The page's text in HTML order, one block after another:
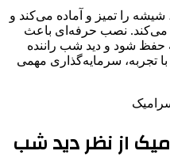
شیشه را تمیز و آماده می‌کند و
نصب حرفه‌ای باعث
شود و دید شب راننده
تجربه، سرمایه‌گذاری مهمی
از نظر دید شب